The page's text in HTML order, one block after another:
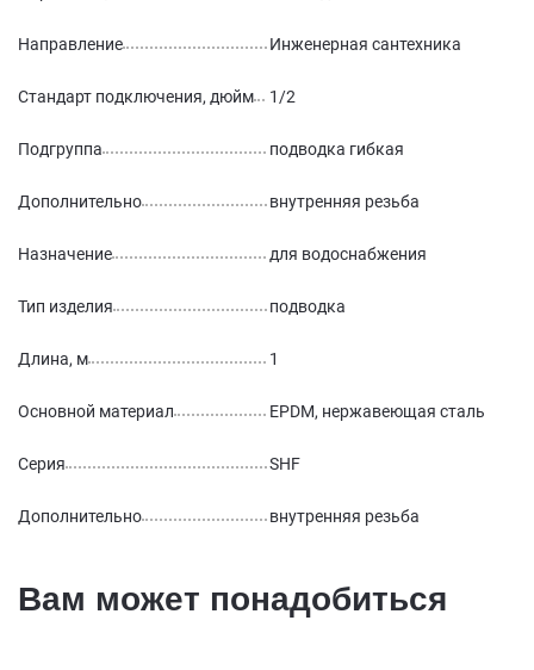
Направление Инженерная сантехника
Стандарт подключения, дюйм 1/2
Подгруппа подводка гибкая
Дополнительно внутренняя резьба
Назначение для водоснабжения
Тип изделия подводка
Длина, м 1
Основной материал EPDM, нержавеющая сталь
Серия SHF
Дополнительно внутренняя резьба
Вам может понадобиться